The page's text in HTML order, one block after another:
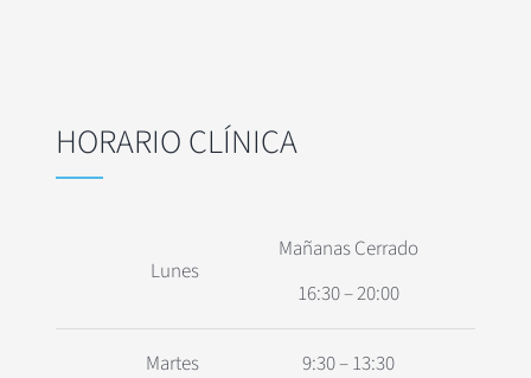
HORARIO CLÍNICA
Lunes
Mañanas Cerrado
16:30 – 20:00
Martes
9:30 – 13:30